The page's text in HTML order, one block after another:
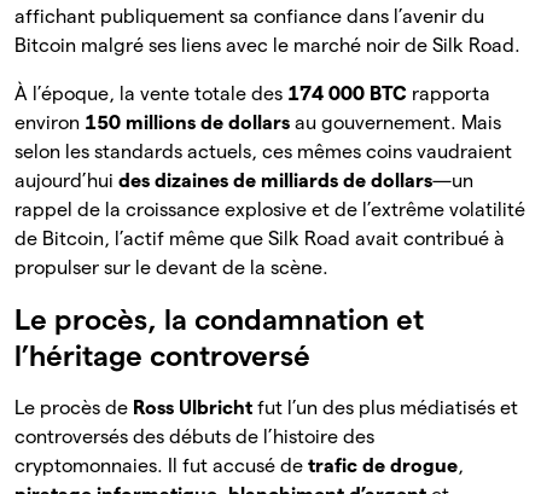
affichant publiquement sa confiance dans l’avenir du
Bitcoin malgré ses liens avec le marché noir de Silk Road.
À l’époque, la vente totale des 174 000 BTC rapporta
environ 150 millions de dollars au gouvernement. Mais
selon les standards actuels, ces mêmes coins vaudraient
aujourd’hui des dizaines de milliards de dollars—un
rappel de la croissance explosive et de l’extrême volatilité
de Bitcoin, l’actif même que Silk Road avait contribué à
propulser sur le devant de la scène.
Le procès, la condamnation et
l’héritage controversé
Le procès de Ross Ulbricht fut l’un des plus médiatisés et
controversés des débuts de l’histoire des
cryptomonnaies. Il fut accusé de trafic de drogue,